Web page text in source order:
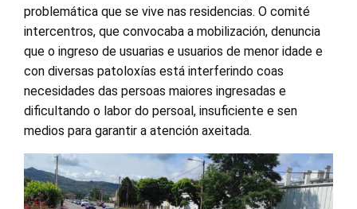
problemática que se vive nas residencias. O comité
intercentros, que convocaba a mobilización, denuncia
que o ingreso de usuarias e usuarios de menor idade e
con diversas patoloxías está interferindo coas
necesidades das persoas maiores ingresadas e
dificultando o labor do persoal, insuficiente e sen
medios para garantir a atención axeitada.